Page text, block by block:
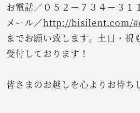
お電話／０５２－７３４－３１
メール／http://bisilent.com/
までお願い致します。土日・祝
受付しております！
皆さまのお越しを心よりお待ち